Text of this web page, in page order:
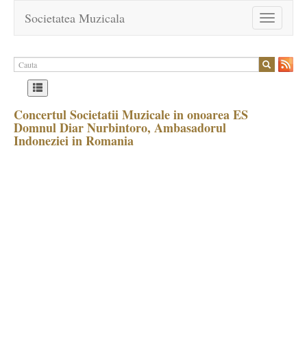
Toggle
navigation
Societatea Muzicala
Concertul Societatii Muzicale in onoarea ES
Domnul Diar Nurbintoro, Ambasadorul
Indoneziei in Romania